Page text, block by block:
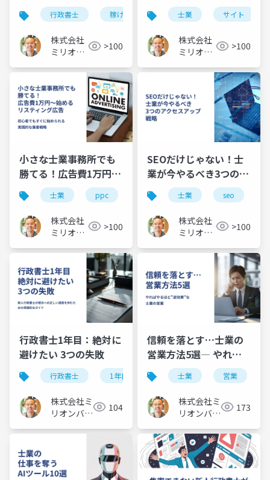
将来性を徹底解説
行政書士 稼げる 年収 将来性
株式会社
ミリオン
>100
士業 サイト
株式会社
ミリオン
>100
小さな士業事務所でも
勝てる！広告費1万円か
ら始めるリスティング
広告：初心者講座
士業 ppc リスティング広告 初心者
株式会社
ミリオン
>100
SEOだけじゃない！士
業が今やるべき3つのア
クセスアップ戦略
士業 seo
株式会社
ミリオン
>100
行政書士1年目：絶対に
避けたい 3つの失敗
行政書士 1年目 失敗
株式会社ミ
リオンバリ
104
信頼を落とす…士業の
営業方法5選― やれば
やるほど逆効果な士業
の営業
士業 営業
株式会社ミ
リオンバリ
173